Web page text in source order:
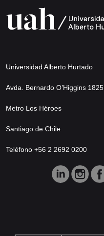
Universidad Alberto Hurtado
Avda. Bernardo O’Higgins 1825
Metro Los Héroes
Santiago de Chile
Teléfono +56 2 2692 0200